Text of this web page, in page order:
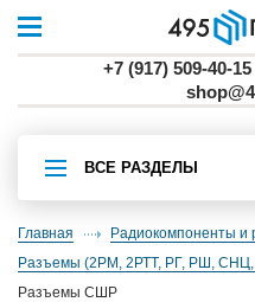
+7 (917) 509-40-15
ВСЕ РАЗДЕЛЫ
Главная
Радиокомпоненты и
разъемы (2РМ, 2РТТ, РГ, РШ,
разъемы СШР